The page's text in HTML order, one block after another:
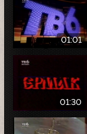
01:01
01:30